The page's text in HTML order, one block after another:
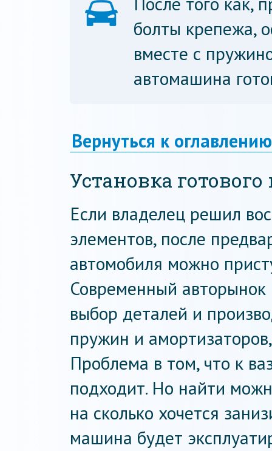
болты крепежа,
вместе с
автомашина
Вернуться к оглавлению
Установка
Если владелец решил
элементов, после
автомобиля можно
Современный
выбор деталей и
пружин и
Проблема в том, что к
подходит. Но найти
на сколько хочется
машина будет